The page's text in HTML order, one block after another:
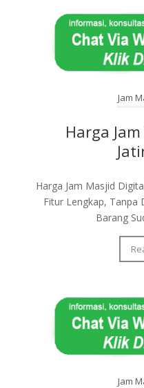
Jam
Harga
Harga Jam Masjid
Fitur Lengkap, Tanpa
Barang
Jam